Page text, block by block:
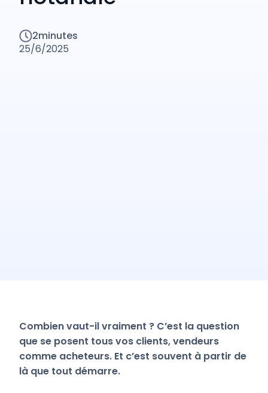
2minutes
25/6/2025
Combien vaut-il vraiment ? C’est la question
que se posent tous vos clients, vendeurs
comme acheteurs. Et c’est souvent à partir de
là que tout démarre.